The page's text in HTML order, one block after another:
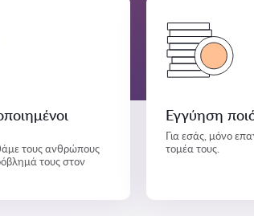
τους ανθρώπους
τους στον
Εγγύηση
Για εσάς, μόνο
τομέα τους.